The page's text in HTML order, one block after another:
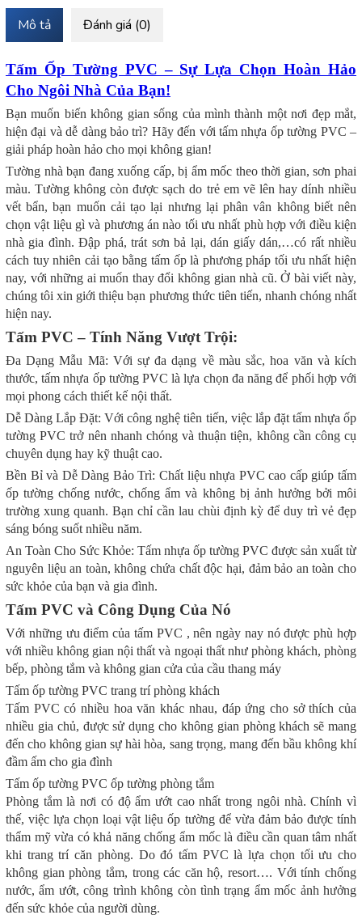
Mô tả Đánh giá (0)
Tấm Ốp Tường PVC – Sự Lựa Chọn Hoàn Hảo
Cho Ngôi Nhà Của Bạn!
Bạn muốn biến không gian sống của mình thành một nơi đẹp mắt,
hiện đại và dễ dàng bảo trì? Hãy đến với tấm nhựa ốp tường PVC –
giải pháp hoàn hảo cho mọi không gian!
Tường nhà bạn đang xuống cấp, bị ẩm mốc theo thời gian, sơn phai
màu. Tường không còn được sạch do trẻ em vẽ lên hay dính nhiều
vết bẩn, bạn muốn cải tạo lại nhưng lại phân vân không biết nên
chọn vật liệu gì và phương án nào tối ưu nhất phù hợp với điều kiện
nhà gia đình. Đập phá, trát sơn bả lại, dán giấy dán,…có rất nhiều
cách tuy nhiên cải tạo bằng tấm ốp là phương pháp tối ưu nhất hiện
nay, với những ai muốn thay đổi không gian nhà cũ. Ở bài viết này,
chúng tôi xin giới thiệu bạn phương thức tiên tiến, nhanh chóng nhất
hiện nay.
Tấm PVC – Tính Năng Vượt Trội:
Đa Dạng Mẫu Mã: Với sự đa dạng về màu sắc, hoa văn và kích
thước, tấm nhựa ốp tường PVC là lựa chọn đa năng để phối hợp với
mọi phong cách thiết kế nội thất.
Dễ Dàng Lắp Đặt: Với công nghệ tiên tiến, việc lắp đặt tấm nhựa ốp
tường PVC trở nên nhanh chóng và thuận tiện, không cần công cụ
chuyên dụng hay kỹ thuật cao.
Bền Bỉ và Dễ Dàng Bảo Trì: Chất liệu nhựa PVC cao cấp giúp tấm
ốp tường chống nước, chống ẩm và không bị ảnh hưởng bởi môi
trường xung quanh. Bạn chỉ cần lau chùi định kỳ để duy trì vẻ đẹp
sáng bóng suốt nhiều năm.
An Toàn Cho Sức Khỏe: Tấm nhựa ốp tường PVC được sản xuất từ
nguyên liệu an toàn, không chứa chất độc hại, đảm bảo an toàn cho
sức khỏe của bạn và gia đình.
Tấm PVC và Công Dụng Của Nó
Với những ưu điểm của tấm PVC , nên ngày nay nó được phù hợp
với nhiều không gian nội thất và ngoại thất như phòng khách, phòng
bếp, phòng tắm và không gian cửa của cầu thang máy
Tấm ốp tường PVC trang trí phòng khách
Tấm PVC có nhiều hoa văn khác nhau, đáp ứng cho sở thích của
nhiều gia chủ, được sử dụng cho không gian phòng khách sẽ mang
đến cho không gian sự hài hòa, sang trọng, mang đến bầu không khí
đầm ấm cho gia đình
Tấm ốp tường PVC ốp tường phòng tắm
Phòng tắm là nơi có độ ẩm ướt cao nhất trong ngôi nhà. Chính vì
thế, việc lựa chọn loại vật liệu ốp tường để vừa đảm bảo được tính
thẩm mỹ vừa có khả năng chống ẩm mốc là điều cần quan tâm nhất
khi trang trí căn phòng. Do đó tấm PVC là lựa chọn tối ưu cho
không gian phòng tắm, trong các căn hộ, resort…. Với tính chống
nước, ẩm ướt, công trình không còn tình trạng ẩm mốc ảnh hưởng
đến sức khỏe của người dùng.